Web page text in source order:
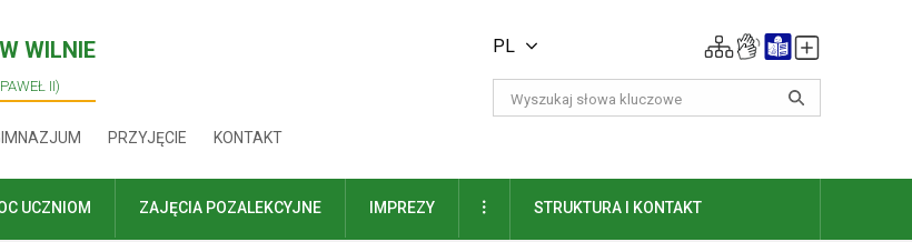
WILNIE
II)
PRZYJĘCIE KONTAKT
PL
UCZNIOM ZAJĘCIA POZALEKCYJNE IMPREZY DAUGIAUSTRUKTURA I KONTAKT